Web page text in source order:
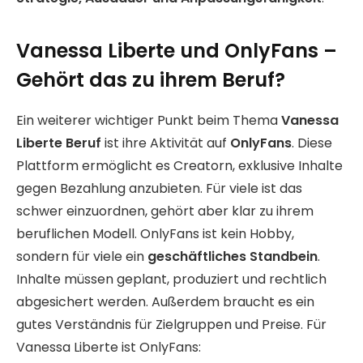
Vanessa Liberte und OnlyFans –
Gehört das zu ihrem Beruf?
Ein weiterer wichtiger Punkt beim ThemaVanessa
Liberte Beruf ist ihre Aktivität auf OnlyFans. Diese
Plattform ermöglicht es Creatorn, exklusive Inhalte
gegen Bezahlung anzubieten. Für viele ist das
schwer einzuordnen, gehört aber klar zu ihrem
beruflichen Modell. OnlyFans ist kein Hobby,
sondern für viele ein geschäftliches Standbein.
Inhalte müssen geplant, produziert und rechtlich
abgesichert werden. Außerdem braucht es ein
gutes Verständnis für Zielgruppen und Preise. Für
Vanessa Liberte ist OnlyFans: